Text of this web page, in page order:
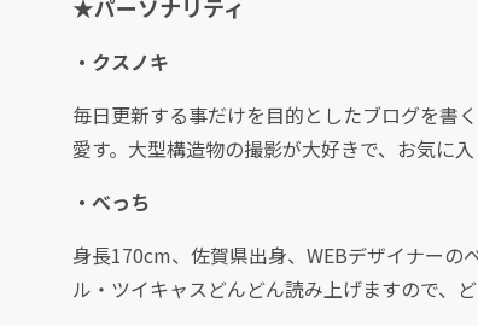
★パーソナリティ
・クスノキ
毎日更新する事だけを目的としたブログを書
愛す。大型構造物の撮影が大好きで、お気に
・べっち
身長170cm、佐賀県出身、WEBデザイナーの
ル・ツイキャスどんどん読み上げますので、